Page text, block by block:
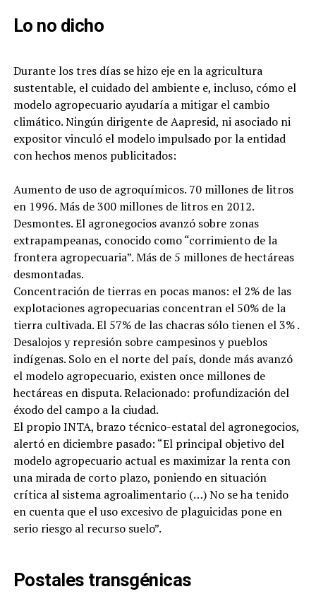
Lo no dicho
Durante los tres días se hizo eje en la agricultura
sustentable, el cuidado del ambiente e, incluso, cómo el
modelo agropecuario ayudaría a mitigar el cambio
climático. Ningún dirigente de Aapresid, ni asociado ni
expositor vinculó el modelo impulsado por la entidad
con hechos menos publicitados:
Aumento de uso de agroquímicos. 70 millones de litros
en 1996. Más de 300 millones de litros en 2012.
Desmontes. El agronegocios avanzó sobre zonas
extrapampeanas, conocido como “corrimiento de la
frontera agropecuaria”. Más de 5 millones de hectáreas
desmontadas.
Concentración de tierras en pocas manos: el 2% de las
explotaciones agropecuarias concentran el 50% de la
tierra cultivada. El 57% de las chacras sólo tienen el 3% .
Desalojos y represión sobre campesinos y pueblos
indígenas. Solo en el norte del país, donde más avanzó
el modelo agropecuario, existen once millones de
hectáreas en disputa. Relacionado: profundización del
éxodo del campo a la ciudad.
El propio INTA, brazo técnico-estatal del agronegocios,
alertó en diciembre pasado: “El principal objetivo del
modelo agropecuario actual es maximizar la renta con
una mirada de corto plazo, poniendo en situación
crítica al sistema agroalimentario (…) No se ha tenido
en cuenta que el uso excesivo de plaguicidas pone en
serio riesgo al recurso suelo”.
Postales transgénicas